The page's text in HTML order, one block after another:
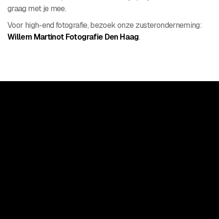
graag met je mee.
Voor high-end fotografie, bezoek onze zusteronderneming:
Willem Martinot Fotografie Den Haag.